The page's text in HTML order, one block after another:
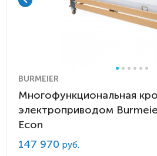
BURMEIER
Многофункциональная
электроприводом
Econ
147 970 руб.